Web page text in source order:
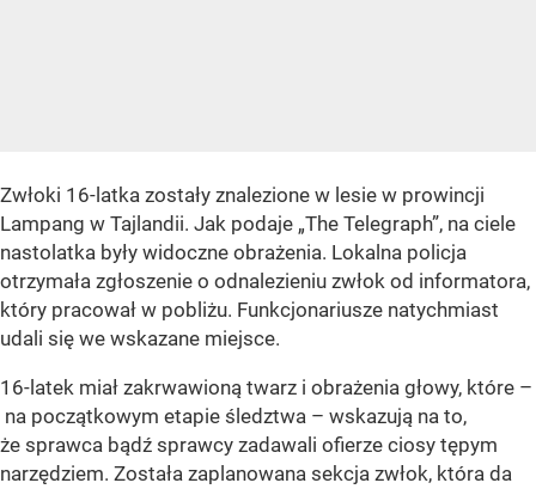
Zwłoki 16-latka zostały znalezione w lesie w prowincji
Lampang w Tajlandii. Jak podaje „The Telegraph”, na ciele
nastolatka były widoczne obrażenia. Lokalna policja
otrzymała zgłoszenie o odnalezieniu zwłok od informatora,
który pracował w pobliżu. Funkcjonariusze natychmiast
udali się we wskazane miejsce.
16-latek miał zakrwawioną twarz i obrażenia głowy, które –
na początkowym etapie śledztwa – wskazują na to,
że sprawca bądź sprawcy zadawali ofierze ciosy tępym
narzędziem. Została zaplanowana sekcja zwłok, która da